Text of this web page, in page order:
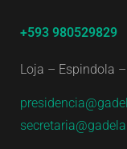
+593 980529829
Loja – Espindola